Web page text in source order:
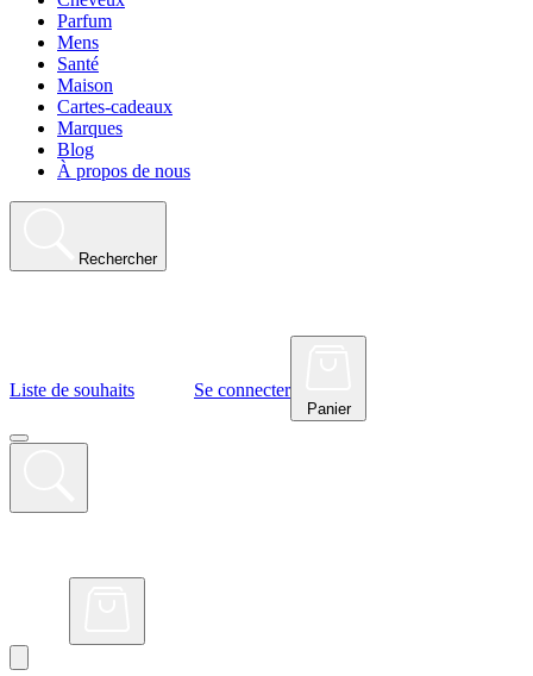
Parfum
Mens
Santé
Maison
Cartes-cadeaux
Marques
Blog
À propos de nous
Rechercher
Liste de souhaits Se connecter
Panier